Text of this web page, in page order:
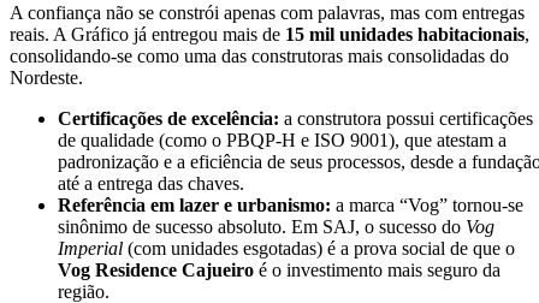
A confiança não se constrói apenas com palavras, mas com entregas
reais. A Gráfico já entregou mais de 15 mil unidades habitacionais,
consolidando-se como uma das construtoras mais consolidadas do
Nordeste.
Certificações de excelência: a construtora possui certificações
de qualidade (como o PBQP-H e ISO 9001), que atestam a
padronização e a eficiência de seus processos, desde a
até a entrega das chaves.
Referência em lazer e urbanismo: a marca “Vog” tornou-se
sinônimo de sucesso absoluto. Em SAJ, o sucesso do Vog
Imperial (com unidades esgotadas) é a prova social de que o
Vog Residence Cajueiro é o investimento mais seguro da
região.